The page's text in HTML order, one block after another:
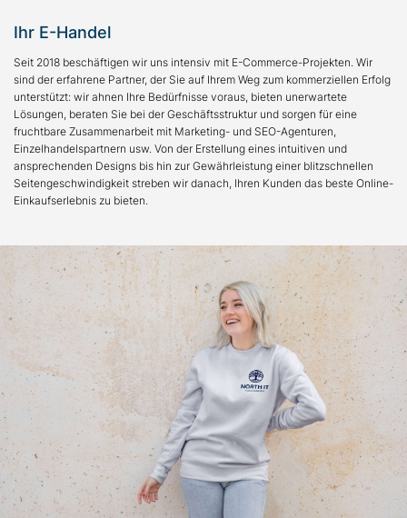
Ihr E-Handel
Seit 2018 beschäftigen wir uns intensiv mit E-Commerce-Projekten. Wir
sind der erfahrene Partner, der Sie auf Ihrem Weg zum kommerziellen Erfolg
unterstützt: wir ahnen Ihre Bedürfnisse voraus, bieten unerwartete
Lösungen, beraten Sie bei der Geschäftsstruktur und sorgen für eine
fruchtbare Zusammenarbeit mit Marketing- und SEO-Agenturen,
Einzelhandelspartnern usw. Von der Erstellung eines intuitiven und
ansprechenden Designs bis hin zur Gewährleistung einer blitzschnellen
Seitengeschwindigkeit streben wir danach, Ihren Kunden das beste Online-
Einkaufserlebnis zu bieten.